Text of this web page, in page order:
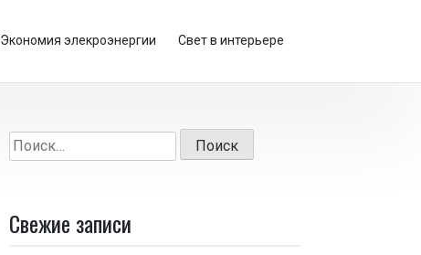
Экономия элекроэнергии Свет в интерьере
Найти:
Свежие записи